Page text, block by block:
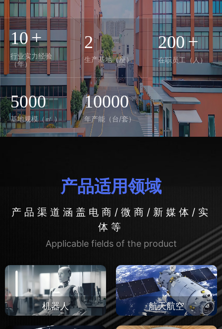
10+
行业实力经验
（年）
2
生产基地（座）
200+
在职员工（人）
5000
基地规模（㎡ ）
10000
年产能（台/套）
产品适用领域
产品渠道涵盖电商/微商/新媒体/实
体等
Applicable fields of the product
机器人 航天航空